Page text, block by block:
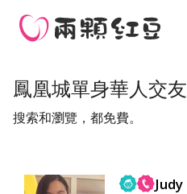
鳳凰城單身華人交友
搜索和瀏覽，都免費。
Judy